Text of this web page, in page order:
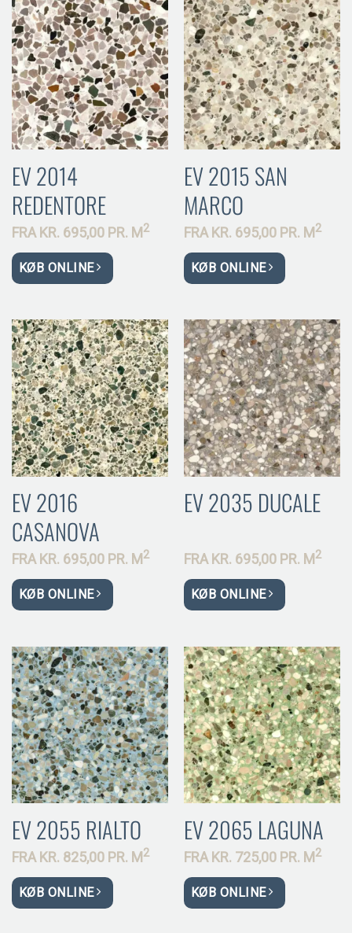
EV 2014
REDENTORE
FRA KR. 695,00 PR. M 2
KØB ONLINE
EV 2015 SAN
MARCO
FRA KR. 695,00 PR. M 2
KØB ONLINE
EV 2016
CASANOVA
FRA KR. 695,00 PR. M 2
KØB ONLINE
EV 2035 DUCALE
FRA KR. 695,00 PR. M 2
KØB ONLINE
EV 2055 RIALTO
FRA KR. 825,00 PR. M2
KØB ONLINE
EV 2065 LAGUNA
FRA KR. 725,00 PR. M2
KØB ONLINE